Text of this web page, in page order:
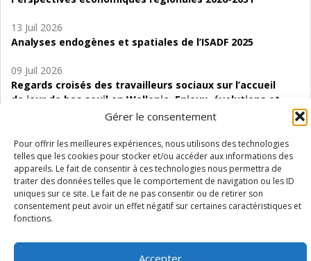
Gérer le consentement
Pour offrir les meilleures expériences, nous utilisons des technologies
telles que les cookies pour stocker et/ou accéder aux informations des
appareils. Le fait de consentir à ces technologies nous permettra de
traiter des données telles que le comportement de navigation ou les ID
uniques sur ce site. Le fait de ne pas consentir ou de retirer son
consentement peut avoir un effet négatif sur certaines caractéristiques et
fonctions.
Accepter
13 Juil 2026
Analyses endogènes et spatiales de l’ISADF 2025
09 Juil 2026
Regards croisés des travailleurs sociaux sur l’accueil
de jour de bas seuil en Wallonie. Enjeux, évolutions et
06 Juil 2026
Étude d’évaluabilité des Structures
d’accompagnement à l’autocréation d’emploi (SAACE)
01 Juil 2026
Pénurie du personnel infirmier :quels indicateurs
Wallonie ?